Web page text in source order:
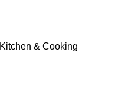
Kitchen & Cooking